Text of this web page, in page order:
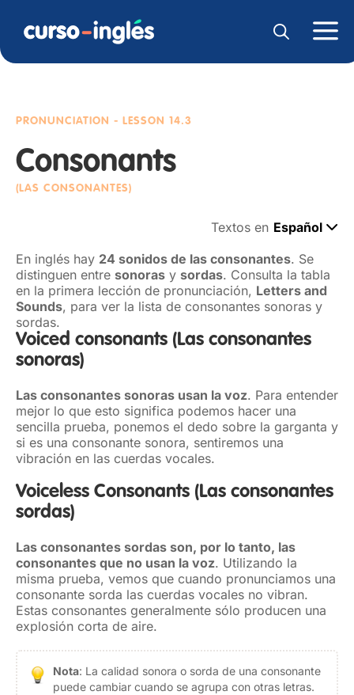
PRONUNCIATION - LESSON 14.3
Consonants
(LAS CONSONANTES)
Textos en Español
En inglés hay 24 sonidos de las consonantes. Se
distinguen entre sonoras y sordas. Consulta la tabla
en la primera lección de pronunciación, Letters and
Sounds, para ver la lista de consonantes sonoras y
sordas.
Voiced consonants (Las consonantes
sonoras)
Las consonantes sonoras usan la voz. Para entender
mejor lo que esto significa podemos hacer una
sencilla prueba, ponemos el dedo sobre la garganta y
si es una consonante sonora, sentiremos una
vibración en las cuerdas vocales.
Voiceless Consonants (Las consonantes
sordas)
Las consonantes sordas son, por lo tanto, las
consonantes que no usan la voz. Utilizando la
misma prueba, vemos que cuando pronunciamos una
consonante sorda las cuerdas vocales no vibran.
Estas consonantes generalmente sólo producen una
explosión corta de aire.
Nota: La calidad sonora o sorda de una consonante
puede cambiar cuando se agrupa con otras letras.